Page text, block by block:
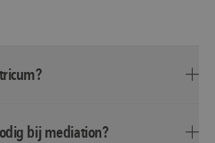
bij mediation?